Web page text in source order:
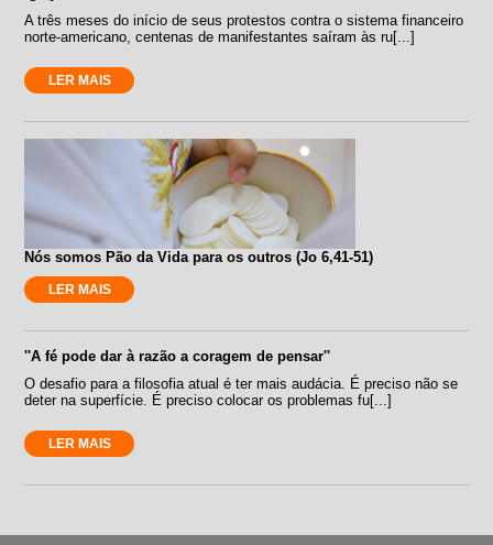
A três meses do início de seus protestos contra o sistema financeiro
norte-americano, centenas de manifestantes saíram às ru[...]
LER MAIS
Nós somos Pão da Vida para os outros (Jo 6,41-51)
LER MAIS
''A fé pode dar à razão a coragem de pensar''
O desafio para a filosofia atual é ter mais audácia. É preciso não se
deter na superfície. É preciso colocar os problemas fu[...]
LER MAIS